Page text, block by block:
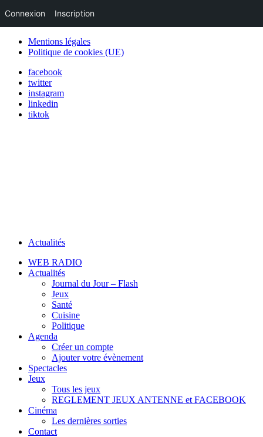
Mentions légales
Politique de cookies (UE)
facebook
twitter
instagram
linkedin
tiktok
Actualités
WEB RADIO
Actualités
Journal du Jour – Flash
Jeux
Santé
Cuisine
Politique
Agenda
Créer un compte
Ajouter votre évènement
Spectacles
Jeux
Tous les jeux
REGLEMENT JEUX ANTENNE et FACEBOOK
Cinéma
Les dernières sorties
Contact
Connexion Inscription